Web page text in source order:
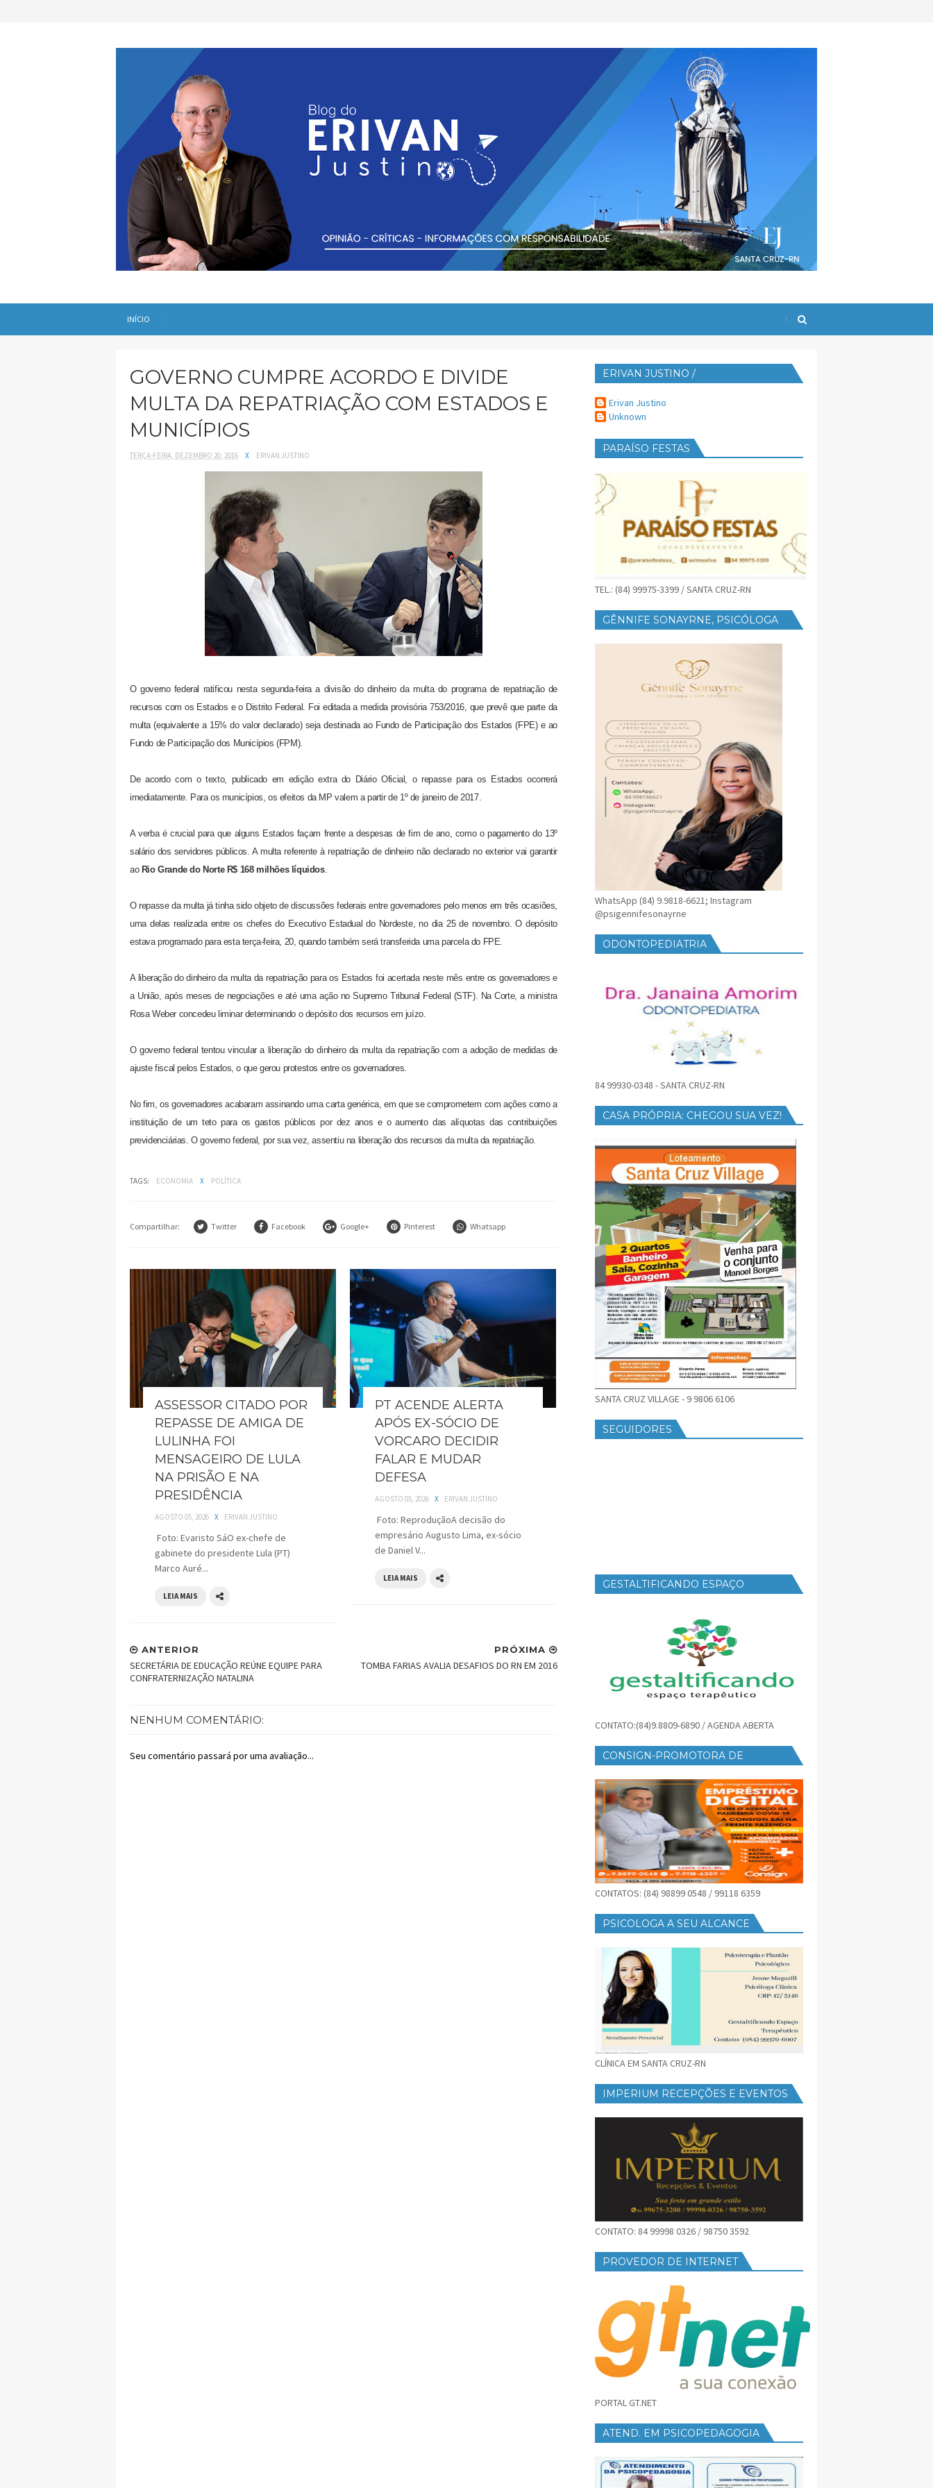
INÍCIO
GOVERNO CUMPRE ACORDO E DIVIDE
MULTA DA REPATRIAÇÃO COM ESTADOS E
MUNICÍPIOS
TERÇA-FEIRA, DEZEMBRO 20, 2016 X ERIVAN JUSTINO
O governo federal ratificou nesta segunda-feira a divisão do dinheiro da multa do programa de repatriação de
recursos com os Estados e o Distrito Federal. Foi editada a medida provisória 753/2016, que prevê que parte da
multa (equivalente a 15% do valor declarado) seja destinada ao Fundo de Participação dos Estados (FPE) e ao
Fundo de Participação dos Municípios (FPM).
De acordo com o texto, publicado em edição extra do Diário Oficial, o repasse para os Estados ocorrerá
imediatamente. Para os municípios, os efeitos da MP valem a partir de 1º de janeiro de 2017.
A verba é crucial para que alguns Estados façam frente a despesas de fim de ano, como o pagamento do 13º
salário dos servidores públicos. A multa referente à repatriação de dinheiro não declarado no exterior vai garantir
ao Rio Grande do Norte R$ 168 milhões líquidos.
O repasse da multa já tinha sido objeto de discussões federais entre governadores pelo menos em três ocasiões,
uma delas realizada entre os chefes do Executivo Estadual do Nordeste, no dia 25 de novembro. O depósito
estava programado para esta terça-feira, 20, quando também será transferida uma parcela do FPE.
A liberação do dinheiro da multa da repatriação para os Estados foi acertada neste mês entre os governadores e
a União, após meses de negociações e até uma ação no Supremo Tribunal Federal (STF). Na Corte, a ministra
Rosa Weber concedeu liminar determinando o depósito dos recursos em juízo.
O governo federal tentou vincular a liberação do dinheiro da multa da repatriação com a adoção de medidas de
ajuste fiscal pelos Estados, o que gerou protestos entre os governadores.
No fim, os governadores acabaram assinando uma carta genérica, em que se comprometem com ações como a
instituição de um teto para os gastos públicos por dez anos e o aumento das alíquotas das contribuições
previdenciárias. O governo federal, por sua vez, assentiu na liberação dos recursos da multa da repatriação.
TAGS: ECONOMIA X POLÍTICA
Compartilhar: Twitter Facebook Google+ Pinterest Whatsapp
ASSESSOR CITADO POR
REPASSE DE AMIGA DE
LULINHA FOI
MENSAGEIRO DE LULA
NA PRISÃO E NA
PRESIDÊNCIA
AGOSTO 05, 2026 X ERIVAN JUSTINO
Foto: Evaristo SáO ex-chefe de
gabinete do presidente Lula (PT)
Marco Auré...
LEIA MAIS
PT ACENDE ALERTA
APÓS EX-SÓCIO DE
VORCARO DECIDIR
FALAR E MUDAR
DEFESA
AGOSTO 05, 2026 X ERIVAN JUSTINO
Foto: ReproduçãoA decisão do
empresário Augusto Lima, ex-sócio
de Daniel V...
LEIA MAIS
PRÓXIMA
TOMBA FARIAS AVALIA DESAFIOS DO RN EM 2016
ANTERIOR
SECRETÁRIA DE EDUCAÇÃO REÚNE EQUIPE PARA
CONFRATERNIZAÇÃO NATALINA
NENHUM COMENTÁRIO:
Seu comentário passará por uma avaliação...
ERIVAN JUSTINO /
Erivan Justino
Unknown
PARAÍSO FESTAS
TEL.: (84) 99975-3399 / SANTA CRUZ-RN
GÊNNIFE SONAYRNE, PSICÓLOGA
WhatsApp (84) 9.9818-6621; Instagram
@psigennifesonayrne
ODONTOPEDIATRIA
84 99930-0348 - SANTA CRUZ-RN
CASA PRÓPRIA: CHEGOU SUA VEZ!
SANTA CRUZ VILLAGE - 9 9806 6106
SEGUIDORES
GESTALTIFICANDO ESPAÇO
CONTATO:(84)9.8809-6890 / AGENDA ABERTA
CONSIGN-PROMOTORA DE
CONTATOS: (84) 98899 0548 / 99118 6359
PSICOLOGA A SEU ALCANCE
CLÍNICA EM SANTA CRUZ-RN
IMPERIUM RECEPÇÕES E EVENTOS
CONTATO: 84 99998 0326 / 98750 3592
PROVEDOR DE INTERNET
PORTAL GT.NET
ATEND. EM PSICOPEDAGOGIA